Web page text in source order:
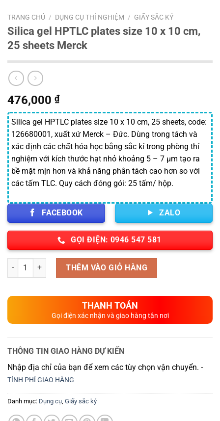
TRANG CHỦ / DỤNG CỤ THÍ NGHIỆM / GIẤY SẮC KÝ
Silica gel HPTLC plates size 10 x 10 cm,
25 sheets Merck
476,000 ₫
Silica gel HPTLC plates size 10 x 10 cm, 25 sheets, code:
126680001, xuất xứ Merck – Đức. Dùng trong tách và
xác định các chất hóa học bằng sắc kí trong phòng thí
nghiệm với kích thước hạt nhỏ khoảng 5 – 7 µm tạo ra
bề mặt mịn hơn và khả năng phân tách cao hơn so với
các tấm TLC. Quy cách đóng gói: 25 tấm/ hộp.
FACEBOOK ZALO
GỌI ĐIỆN: 0946 547 581
Số lượng THÊM VÀO GIỎ HÀNG
THANH TOÁN
Gọi điện xác nhận và giao hàng tận nơi
THÔNG TIN GIAO HÀNG DỰ KIẾN
Nhập địa chỉ của bạn để xem các tùy chọn vận chuyển. -
TÍNH PHÍ GIAO HÀNG
Danh mục: Dụng cụ Giấy sắc ký